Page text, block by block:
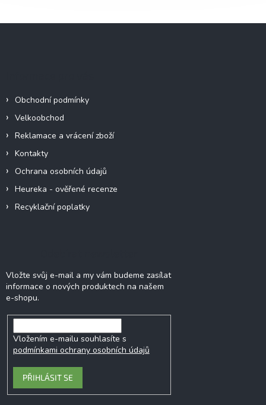
Obchodní podmínky
Velkoobchod
Reklamace a vrácení zboží
Kontakty
Ochrana osobních údajů
Heureka - ověřené recenze
Recyklační poplatky
Vložte svůj e-mail a my vám budeme zasílat
informace o nových produktech na našem
e-shopu.
Vložením e-mailu souhlasíte s
podmínkami ochrany osobních údajů
PŘIHLÁSIT SE